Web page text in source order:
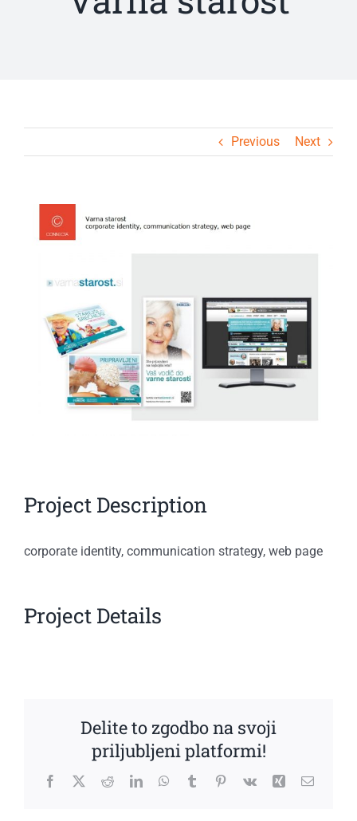
Previous Next
Larger
Project Description
corporate identity, communication strategy, web page
Project Details
Delite to zgodbo na svoji
priljubljeni platformi!
Facebook
X RedditLinkedInWhatsApp
TumblrPinterest
Vk Xing Email